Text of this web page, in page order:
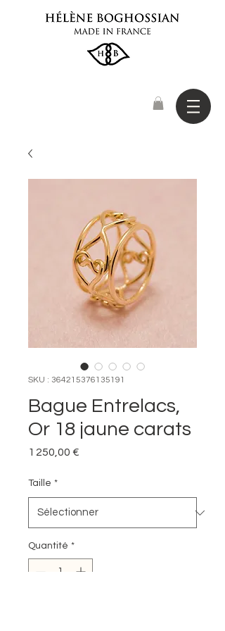
SKU : 364215376135191
Bague Entrelacs,
Or 18 jaune carats
1 250,00 €
Taille *
Quantité *